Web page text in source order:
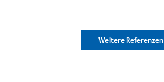
Weitere Referenzen